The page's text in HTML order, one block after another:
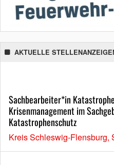
AKTUELLE
Sachbearbeiter*in
Krisenmanagement im
Katastrophenschutz
Kreis Schleswig-Flensburg,